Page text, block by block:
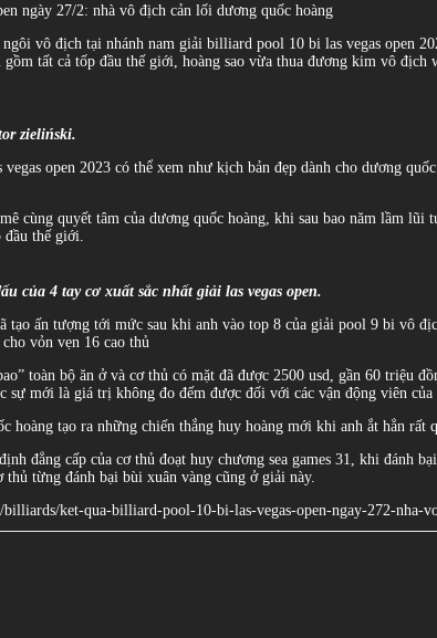
ngày 27/2: nhà vô địch cản lối dương quốc hoàng
vô địch tại nhánh nam giải billiard pool 10 bi las vegas open
tất cả tốp đầu thế giới, hoàng sao vừa thua đương kim vô
zieliński.
open 2023 có thể xem như kịch bản đẹp dành cho dương
cùng quyết tâm của dương quốc hoàng, khi sau bao năm lầm
thế giới.
của 4 tay cơ xuất sắc nhất giải las vegas open.
tạo ấn tượng tới mức sau khi anh vào top 8 của giải pool 9 bi vô
vỏn vẹn 16 cao thủ
toàn bộ ăn ở và cơ thủ có mặt đã được 2500 usd, gần 60 triệu
sự mới là giá trị không đo đếm được đối với các vận động viên của
hoàng tạo ra những chiến thắng huy hoàng mới khi anh ắt hẳn
đẳng cấp của cơ thủ đoạt huy chương sea games 31, khi đánh
từng đánh bại bùi xuân vàng cũng ở giải này.
ket-qua-billiard-pool-10-bi-las-vegas-open-ngay-272-nha-